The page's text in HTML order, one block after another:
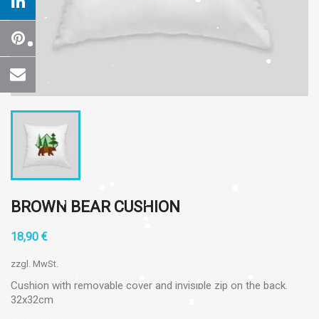
BROWN BEAR CUSHION
18,90 €
zzgl. MwSt.
Cushion with removable cover and invisible zip on the back.
32x32cm